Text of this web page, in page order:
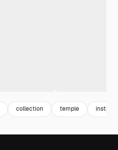
collection temple